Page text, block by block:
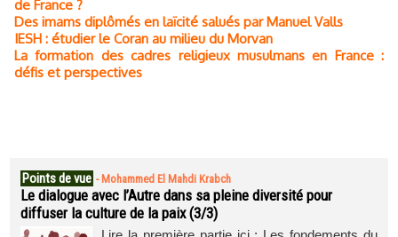
de France ?
Des imams diplômés en laïcité salués par Manuel Valls
IESH : étudier le Coran au milieu du Morvan
La formation des cadres religieux musulmans en France :
défis et perspectives
Points de vue - Mohammed El Mahdi Krabch
Le dialogue avec l’Autre dans sa pleine diversité pour
diffuser la culture de la paix (3/3)